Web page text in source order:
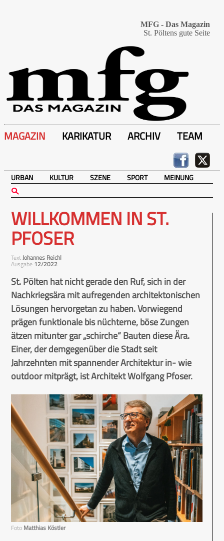
MFG - Das Magazin
St. Pöltens gute Seite
MAGAZIN KARIKATUR ARCHIV TEAM
URBAN KULTUR SZENE SPORT MEINUNG
WILLKOMMEN IN ST.
PFOSER
TextJohannes Reichl
Ausgabe 12/2022
St. Pölten hat nicht gerade den Ruf, sich in der
Nachkriegsära mit aufregenden architektonischen
Lösungen hervorgetan zu haben. Vorwiegend
prägen funktionale bis nüchterne, böse Zungen
ätzen mitunter gar „schirche“ Bauten diese Ära.
Einer, der demgegenüber die Stadt seit
Jahrzehnten mit spannender Architektur in- wie
outdoor mitprägt, ist Architekt Wolfgang Pfoser.
Foto Matthias Köstler